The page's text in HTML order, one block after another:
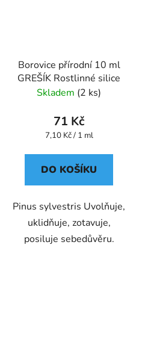
Borovice přírodní 10 ml
GREŠÍK Rostlinné silice
Skladem (2 ks)
71 Kč
Měrná
7,10 Kč / 1 ml
DO KOŠÍKU
Pinus sylvestris Uvolňuje,
uklidňuje, zotavuje,
posiluje sebedůvěru.